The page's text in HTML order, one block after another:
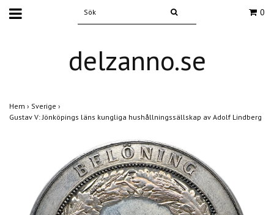
0
delzanno.se
Hem › Sverige ›
Gustav V: Jönköpings läns kungliga hushållningssällskap av Adolf Lindberg